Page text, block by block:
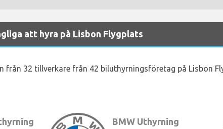
att hyra på Lisbon Flygplats
från 32 tillverkare från 42 biluthyrningsföretag på Lisbon
BMW Uthyrning